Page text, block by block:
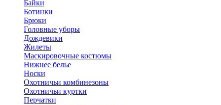
Байки
Ботинки
Брюки
Головные уборы
Дождевики
Жилеты
Маскировочные костюмы
Нижнее белье
Носки
Охотничьи комбинезоны
Охотничьи куртки
Перчатки